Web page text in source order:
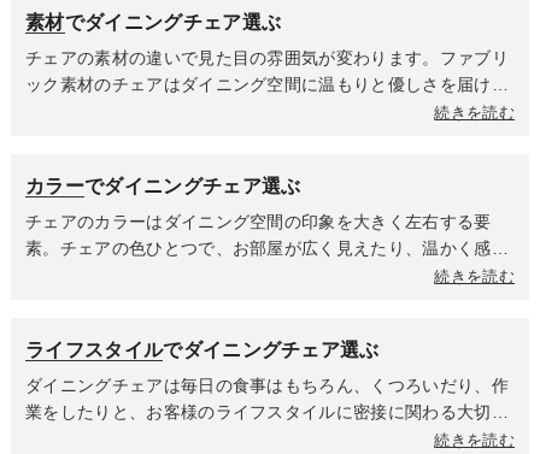
たれが高いハイバックタイプは、しっかり支えてくれるのでゆ
ったりと身体を預けてくつろげます。ローバックタイプは高さ
がなくてもチェアの計算されたフォルムが身体をキャッチして
姿勢を安定させてくれるチェアが多くあります。肘掛けがある
ことで腕を預けてリラックスできるため、座り心地が格段にア
減します。
ができます。「テーブルが高すぎる」「低すぎる」といったス
トレスから解放され、新しくテーブルを買い替えた時も、チェ
アを買い替える必要がないかもしれません。最近人気なのはテ
ーブルに引っ掛けられるチェア。使わない時はテーブルの天板
かかることなく、隅々までスムーズに掃除してくれること。手
で掃除機をかける時も、チェアをいちいち動かす手間が省ける
ので、毎日の家事がぐんと楽になります。
素材でダイニングチェア選ぶ
チェアの素材の違いで見た目の雰囲気が変わります。ファブリ
ック素材のチェアはダイニング空間に温もりと優しさを届けま
す。夏場は座面が蒸れにくくてべたつきを感じにくく、冬場は
りとした肌触りが魅力で、汚れてもサッと拭けてお手入れが楽
なのがポイント。木材は時代や流行に左右されない普遍的な美
しさと、使うほどに味わいを増す魅力に満ちています。自然素
材ならではの安心感は、ダイニングでの時間をよりリラックス
手入れも簡単なので小さいお子様がいるご家庭や、来客が多い
ご家庭でも安心して使えます。
続きを読む
カラーでダイニングチェア選ぶ
チェアのカラーはダイニング空間の印象を大きく左右する要
素。チェアの色ひとつで、お部屋が広く見えたり、温かく感じ
られたり、スタイリッシュなカフェのようになったりします。
があり、空間に広がりと明るさをもたらします。どんな色のテ
ーブルにも合わせやすく、ナチュラル、北欧、モダンなど幅広
いテイストに馴染みます。ライトグレーやベージュは落ち着き
があり、どんなインテリアにも溶け込む万能カラー。悩んだら
続きを読む
ライフスタイルでダイニングチェア選ぶ
ダイニングチェアは毎日の食事はもちろん、くつろいだり、作
業をしたりと、お客様のライフスタイルに密接に関わる大切な
家具です。家族構成や過ごし方によって、チェアに求める機能
続きを読む